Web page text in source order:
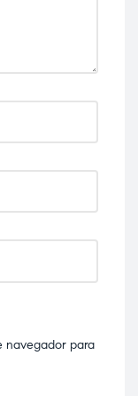
navegador para